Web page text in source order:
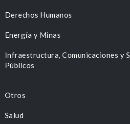
Derechos Humanos
Energía y Minas
Infraestructura, Comunicaciones y
Públicos
Otros
Salud